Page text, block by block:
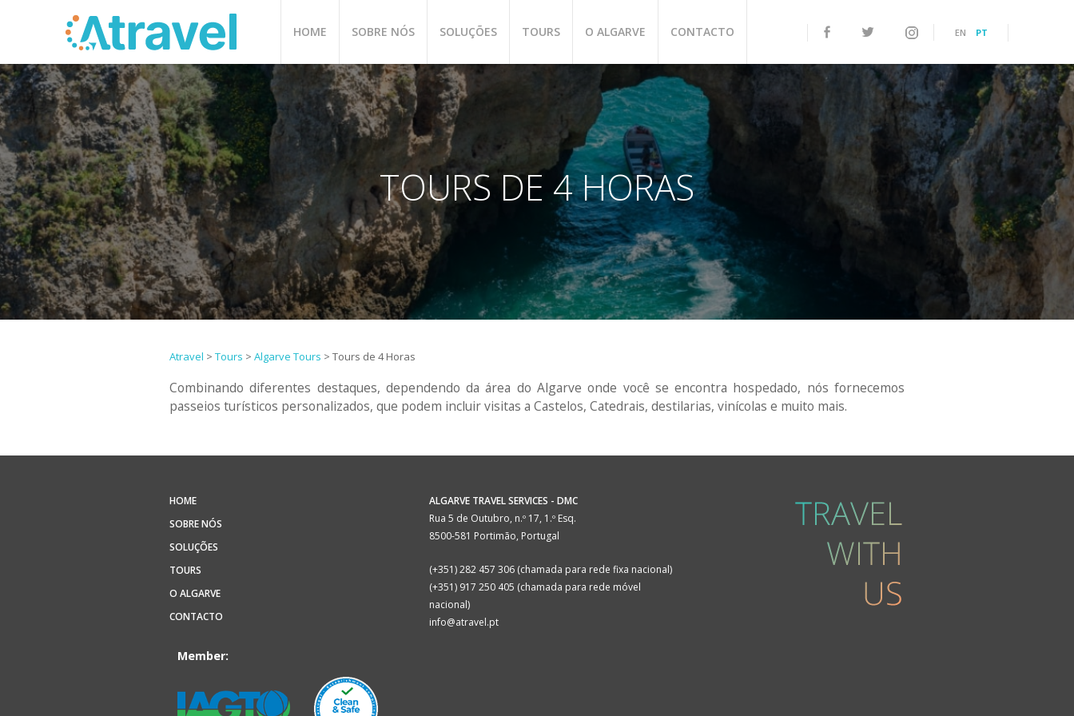
EN PT
HOME SOBRE NÓS SOLUÇÕES TOURS O ALGARVE CONTACTO
TOURS DE 4 HORAS
Atravel > Tours > Algarve Tours > Tours de 4 Horas
Combinando diferentes destaques, dependendo da área do Algarve onde você se encontra hospedado, nós fornecemos
passeios turísticos personalizados, que podem incluir visitas a Castelos, Catedrais, destilarias, vinícolas e muito mais.
HOME
SOBRE NÓS
SOLUÇÕES
TOURS
O ALGARVE
CONTACTO
Member:
ALGARVE TRAVEL SERVICES - DMC
Rua 5 de Outubro, n.º 17, 1.º Esq.
8500-581 Portimão, Portugal
(+351) 282 457 306 (chamada para rede fixa nacional)
(+351) 917 250 405 (chamada para rede móvel
nacional)
info@atravel.pt